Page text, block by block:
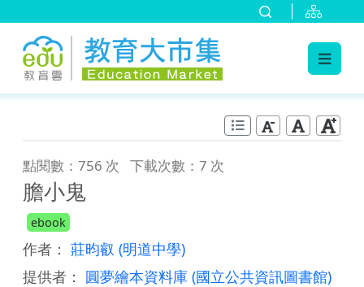
點閱數：756 次 下載次數：7 次
膽小鬼
ebook
作者： 莊昀叡 (明道中學)
提供者： 圓夢繪本資料庫 (國立公共資訊圖書館)